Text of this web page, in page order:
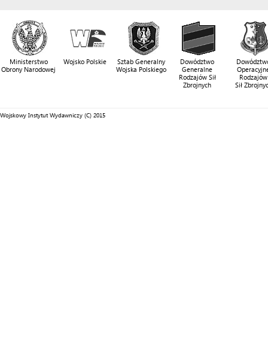
Ministerstwo
Obrony Narodowej
Wojsko Polskie
Sztab Generalny
Wojska Polskiego
Dowództwo
Generalne
Rodzajów Sił
Zbrojnych
Rodzajów
Sił
Wojskowy Instytut Wydawniczy (C) 2015